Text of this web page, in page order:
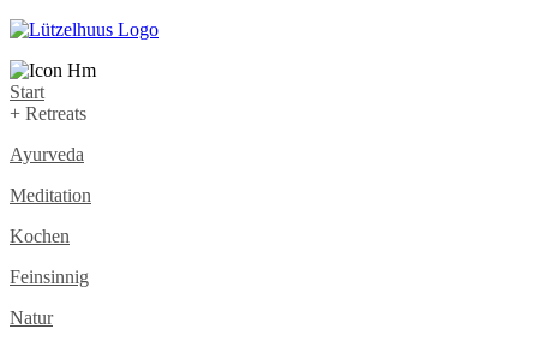
Start
+ Retreats
Ayurveda
Meditation
Kochen
Feinsinnig
Natur